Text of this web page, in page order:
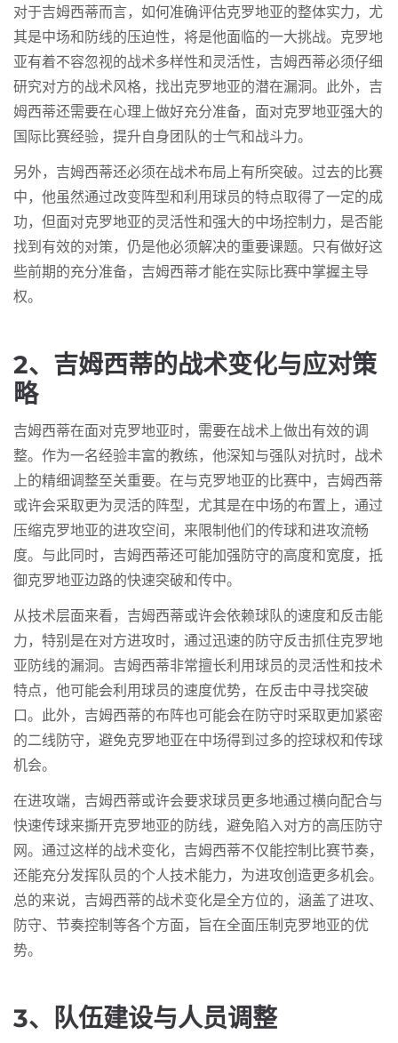
对于吉姆西蒂而言，如何准确评估克罗地亚的整体实力，尤
其是中场和防线的压迫性，将是他面临的一大挑战。克罗地
亚有着不容忽视的战术多样性和灵活性，吉姆西蒂必须仔细
研究对方的战术风格，找出克罗地亚的潜在漏洞。此外，吉
姆西蒂还需要在心理上做好充分准备，面对克罗地亚强大的
国际比赛经验，提升自身团队的士气和战斗力。
另外，吉姆西蒂还必须在战术布局上有所突破。过去的比赛
中，他虽然通过改变阵型和利用球员的特点取得了一定的成
功，但面对克罗地亚的灵活性和强大的中场控制力，是否能
找到有效的对策，仍是他必须解决的重要课题。只有做好这
些前期的充分准备，吉姆西蒂才能在实际比赛中掌握主导
权。
2、吉姆西蒂的战术变化与应对策
略
吉姆西蒂在面对克罗地亚时，需要在战术上做出有效的调
整。作为一名经验丰富的教练，他深知与强队对抗时，战术
上的精细调整至关重要。在与克罗地亚的比赛中，吉姆西蒂
或许会采取更为灵活的阵型，尤其是在中场的布置上，通过
压缩克罗地亚的进攻空间，来限制他们的传球和进攻流畅
度。与此同时，吉姆西蒂还可能加强防守的高度和宽度，抵
御克罗地亚边路的快速突破和传中。
从技术层面来看，吉姆西蒂或许会依赖球队的速度和反击能
力，特别是在对方进攻时，通过迅速的防守反击抓住克罗地
亚防线的漏洞。吉姆西蒂非常擅长利用球员的灵活性和技术
特点，他可能会利用球员的速度优势，在反击中寻找突破
口。此外，吉姆西蒂的布阵也可能会在防守时采取更加紧密
的二线防守，避免克罗地亚在中场得到过多的控球权和传球
机会。
在进攻端，吉姆西蒂或许会要求球员更多地通过横向配合与
快速传球来撕开克罗地亚的防线，避免陷入对方的高压防守
网。通过这样的战术变化，吉姆西蒂不仅能控制比赛节奏，
还能充分发挥队员的个人技术能力，为进攻创造更多机会。
总的来说，吉姆西蒂的战术变化是全方位的，涵盖了进攻、
防守、节奏控制等各个方面，旨在全面压制克罗地亚的优
势。
3、队伍建设与人员调整